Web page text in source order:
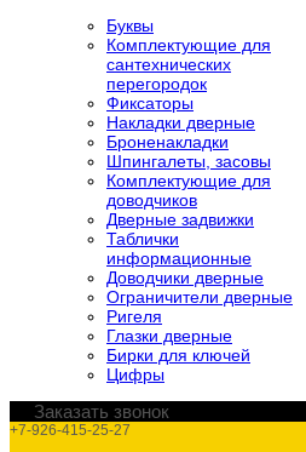
Буквы
Комплектующие для
сантехнических
перегородок
Фиксаторы
Накладки дверные
Броненакладки
Шпингалеты, засовы
Комплектующие для
доводчиков
Дверные задвижки
Таблички
информационные
Доводчики дверные
Ограничители дверные
Ригеля
Глазки дверные
Бирки для ключей
Цифры
Заказать звонок
+7-926-415-25-27